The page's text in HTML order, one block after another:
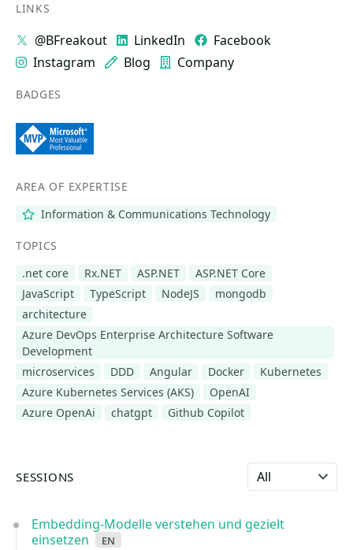
LINKS
@BFreakout LinkedIn
Facebook
Instagram
Blog Company
BADGES
AREA OF EXPERTISE
Information & Communications Technology
TOPICS
.net core
Rx.NET ASP.NET
ASP.NET Core
JavaScript
TypeScript NodeJS
mongodb
architecture
Azure DevOps Enterprise Architecture Software
Development
microservices
DDD Angular Docker
Kubernetes
Azure Kubernetes Services (AKS)
OpenAI
Azure OpenAi
chatgpt Github Copilot
SESSIONS Select language
Embedding-Modelle verstehen und gezielt
einsetzen
en